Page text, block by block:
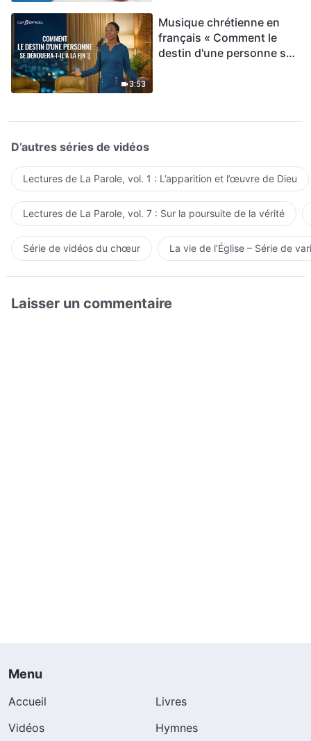
3:53
Musique chrétienne en
français « Comment le
destin d'une personne se
D’autres séries de vidéos
Lectures de La Parole, vol. 1 : L’apparition et l’œuvre de Dieu
Lectures de La Parole, vol. 7 : Sur la poursuite de la vérité
Série de vidéos du chœur La vie de l’Église – Série de
Laisser un commentaire
Menu
Accueil
Livres
Vidéos
Hymnes